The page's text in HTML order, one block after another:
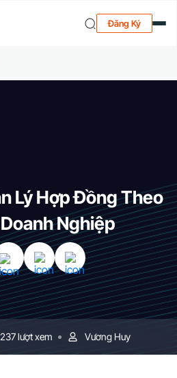
Đăng Ký
Lý Hợp Đồng Theo
Nghiệp
237 lượt xem Vương Huy